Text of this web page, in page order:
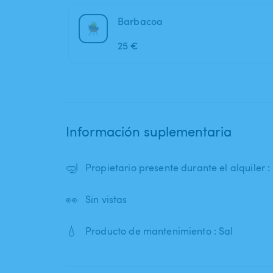
Barbacoa
25 €
Información suplementaria
🤿 Propietario presente durante el alquiler :
👀 Sin vistas
💧 Producto de mantenimiento : Sal